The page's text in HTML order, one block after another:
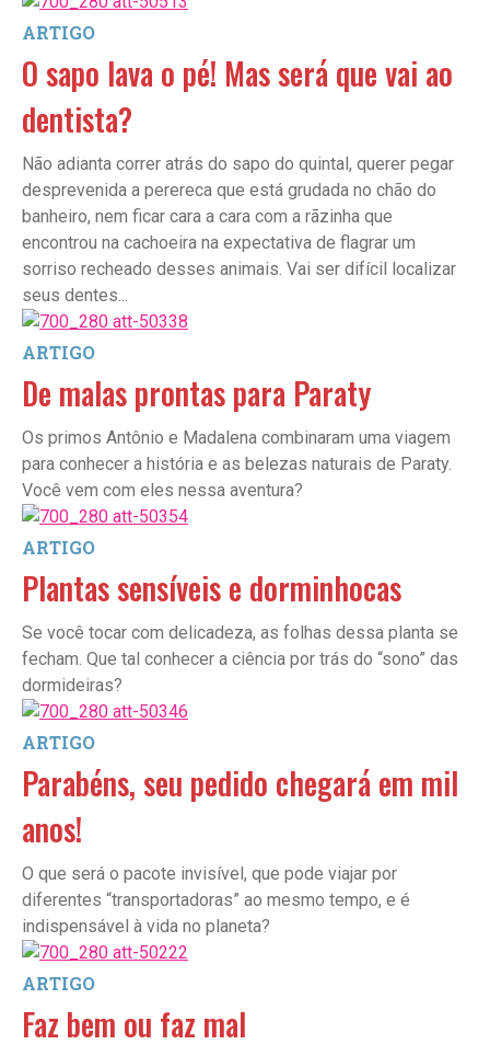
ARTIGO
O sapo lava o pé! Mas será que vai ao
dentista?
Não adianta correr atrás do sapo do quintal, querer pegar
desprevenida a perereca que está grudada no chão do
banheiro, nem ficar cara a cara com a rãzinha que
encontrou na cachoeira na expectativa de flagrar um
sorriso recheado desses animais. Vai ser difícil localizar
seus dentes...
ARTIGO
De malas prontas para Paraty
Os primos Antônio e Madalena combinaram uma viagem
para conhecer a história e as belezas naturais de Paraty.
Você vem com eles nessa aventura?
ARTIGO
Plantas sensíveis e dorminhocas
Se você tocar com delicadeza, as folhas dessa planta se
fecham. Que tal conhecer a ciência por trás do “sono” das
dormideiras?
ARTIGO
Parabéns, seu pedido chegará em mil
anos!
O que será o pacote invisível, que pode viajar por
diferentes “transportadoras” ao mesmo tempo, e é
indispensável à vida no planeta?
ARTIGO
Faz bem ou faz mal